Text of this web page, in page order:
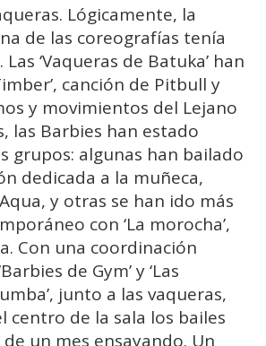
Lógicamente, la
de las coreografías tenía
‘Vaqueras de Batuka’ han
canción de Pitbull y
y movimientos del Lejano
las Barbies han estado
grupos: algunas han bailado
dedicada a la muñeca,
Aqua, y otras se han ido más
con ‘La morocha’,
Con una coordinación
de Gym’ y ‘Las
junto a las vaqueras,
centro de la sala los bailes
un mes ensayando. Un